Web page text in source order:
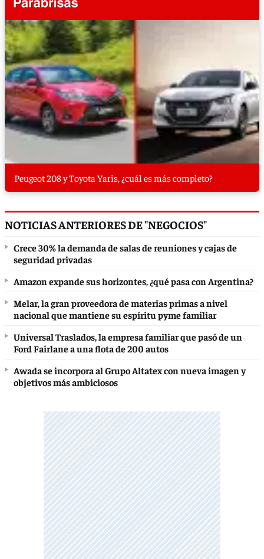
Peugeot 208 y Toyota Yaris, ¿cuál es más completo?
NOTICIAS ANTERIORES DE "NEGOCIOS"
Crece 30% la demanda de salas de reuniones y cajas de
seguridad privadas
Amazon expande sus horizontes, ¿qué pasa con Argentina?
Melar, la gran proveedora de materias primas a nivel
nacional que mantiene su espíritu pyme familiar
Universal Traslados, la empresa familiar que pasó de un
Ford Fairlane a una flota de 200 autos
Awada se incorpora al Grupo Altatex con nueva imagen y
objetivos más ambiciosos